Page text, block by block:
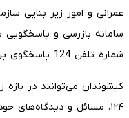
عمرانی و امور زیر بنایی
شماره تلفن 124 پاسخگوی پرسش‌ها و دغدغه‌های کیشوندان است.
کیشوندان می‌توانند در بازه
۱۲۴، مسائل و دیدگاه‌های